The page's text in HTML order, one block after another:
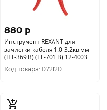
880 p
Инструмент REXANT для
зачистки кабеля 1.0-3.2кв.мм
(HT-369 В) (TL-701 B) 12-4003
Код товара: 072120